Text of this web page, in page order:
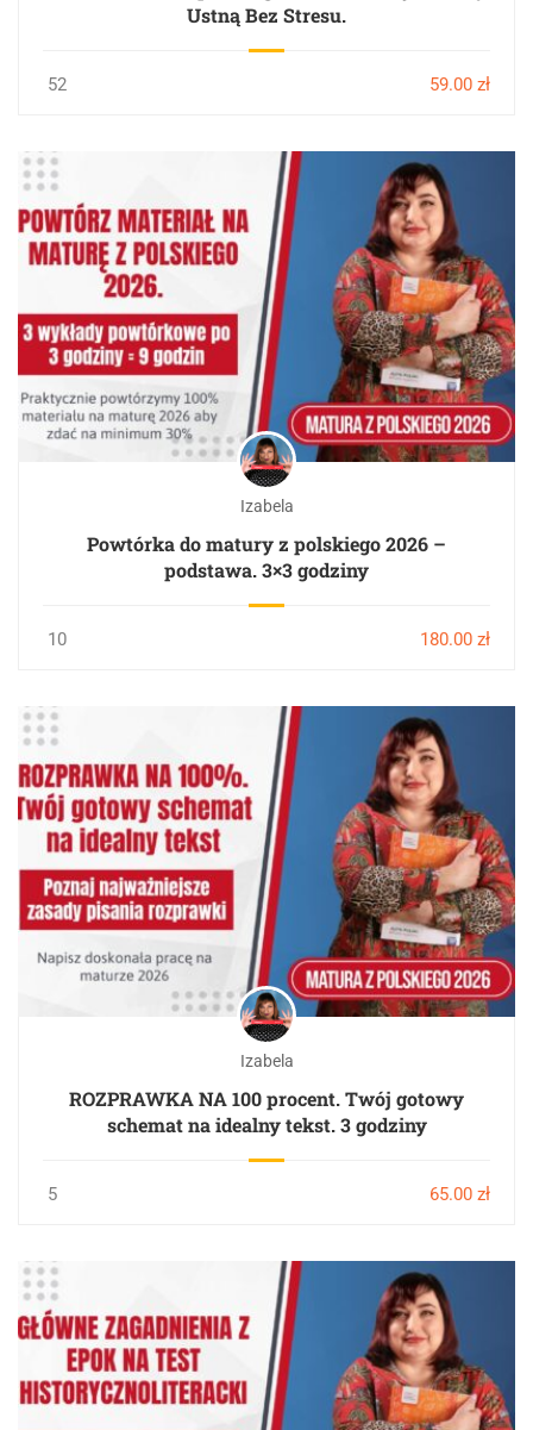
Ustną Bez Stresu.
52 59.00 zł
Izabela
Powtórka do matury z polskiego 2026 –
podstawa. 3×3 godziny
10 180.00 zł
Izabela
ROZPRAWKA NA 100 procent. Twój gotowy
schemat na idealny tekst. 3 godziny
5 65.00 zł